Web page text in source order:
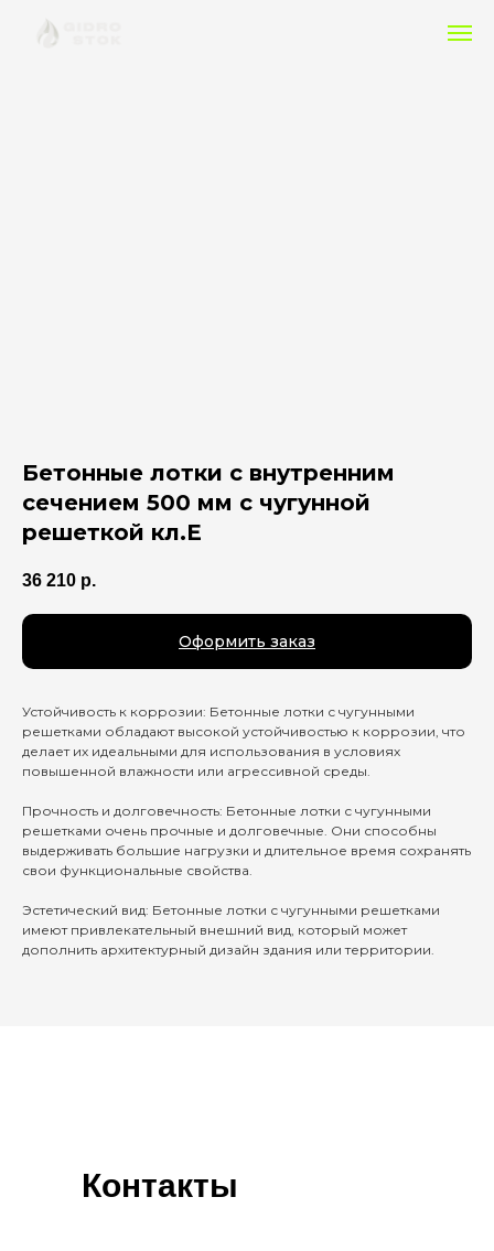
Бетонные лотки с внутренним
сечением 500 мм c чугунной
решеткой кл.E
36 210 р.
Оформить заказ
Устойчивость к коррозии: Бетонные лотки с чугунными
решетками обладают высокой устойчивостью к коррозии, что
делает их идеальными для использования в условиях
повышенной влажности или агрессивной среды.
Прочность и долговечность: Бетонные лотки с чугунными
решетками очень прочные и долговечные. Они способны
выдерживать большие нагрузки и длительное время сохранять
свои функциональные свойства.
Эстетический вид: Бетонные лотки с чугунными решетками
имеют привлекательный внешний вид, который может
дополнить архитектурный дизайн здания или территории.
Контакты